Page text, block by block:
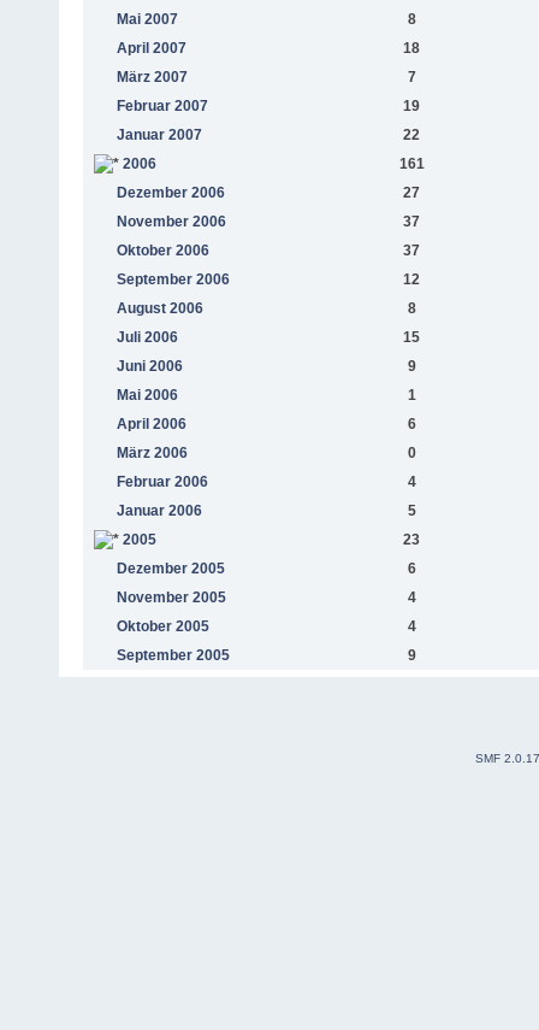
Mai 2007
8
April 2007
18
März 2007
7
Februar 2007
19
Januar 2007
22
2006
161
Dezember 2006
27
November 2006
37
Oktober 2006
37
September 2006
12
August 2006
8
Juli 2006
15
Juni 2006
9
Mai 2006
1
April 2006
6
März 2006
0
Februar 2006
4
Januar 2006
5
2005
23
Dezember 2005
6
November 2005
4
Oktober 2005
4
September 2005
9
SMF 2.0.17